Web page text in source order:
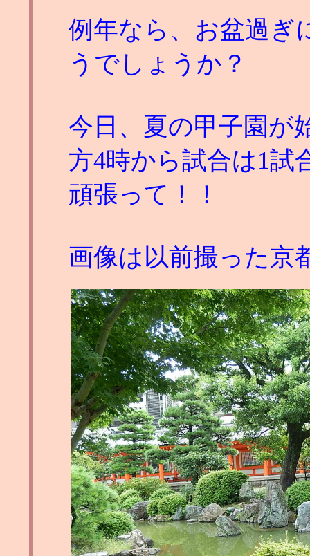
例年なら、お盆過ぎ
うでしょうか？
今日、夏の甲子園が
方4時から試合は1試
頑張って！！
画像は以前撮った京